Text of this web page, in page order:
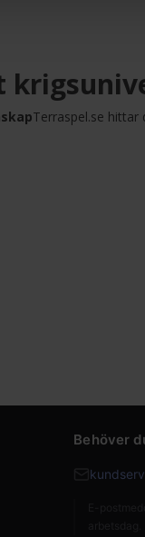
Terraspel.se
Behöver